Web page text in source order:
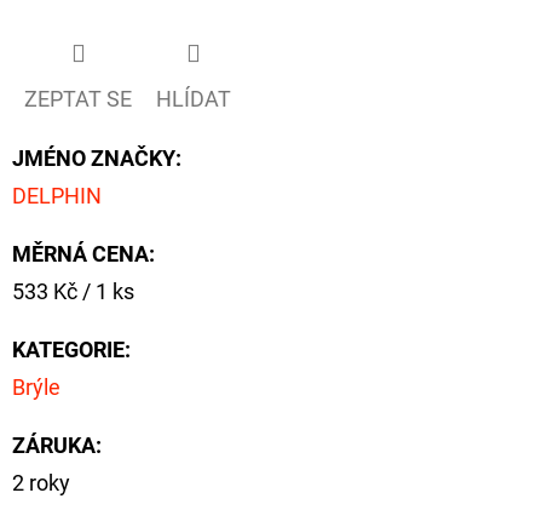
ZEPTAT SE HLÍDAT
JMÉNO ZNAČKY:
DELPHIN
MĚRNÁ CENA:
Měrná
533 Kč / 1 ks
KATEGORIE:
Brýle
ZÁRUKA:
2 roky